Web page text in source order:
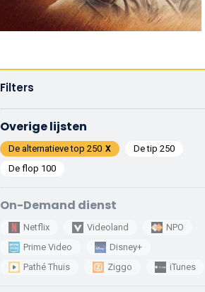
Filters
On-Demand dienst
Netflix Videoland
NPO
Prime Video
Disney+
Pathé Thuis
Ziggo iTunes
Overige lijsten
De alternatieve top 250
De tip 250
De flop 100